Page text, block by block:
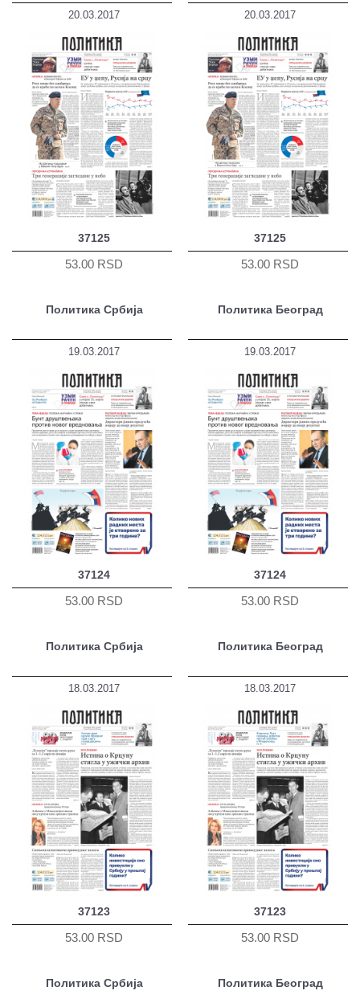
20.03.2017
37125
53.00 RSD
20.03.2017
37125
53.00 RSD
Политика Србија
19.03.2017
37124
53.00 RSD
Политика Београд
19.03.2017
37124
53.00 RSD
Политика Србија
18.03.2017
37123
53.00 RSD
Политика Београд
18.03.2017
37123
53.00 RSD
Политика Србија Политика Београд